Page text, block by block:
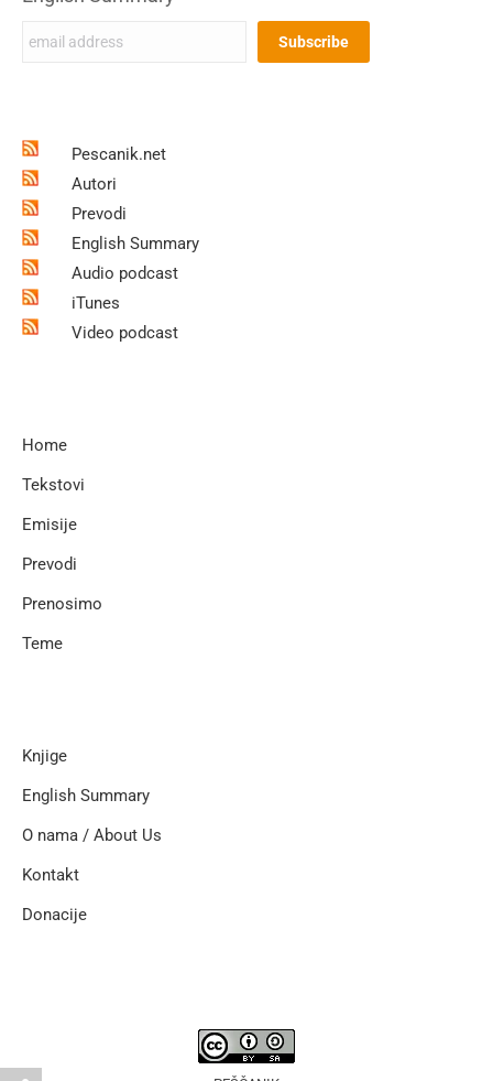
Pescanik.net
Autori
Prevodi
English Summary
Audio podcast
iTunes
Video podcast
Home
Tekstovi
Emisije
Prevodi
Prenosimo
Teme
Knjige
English Summary
O nama / About Us
Kontakt
Donacije